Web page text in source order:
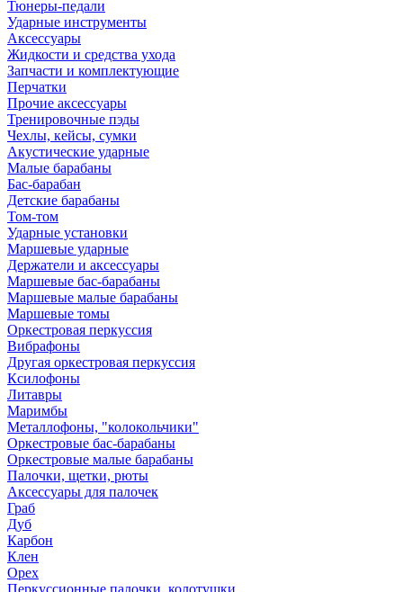
Тюнеры-педали
Ударные инструменты
Аксессуары
Жидкости и средства ухода
Запчасти и комплектующие
Перчатки
Прочие аксессуары
Тренировочные пэды
Чехлы, кейсы, сумки
Акустические ударные
Mалые барабаны
Бас-барабан
Детские барабаны
Том-том
Ударные установки
Маршевые ударные
Держатели и аксессуары
Маршевые бас-барабаны
Маршевые малые барабаны
Маршевые томы
Оркестровая перкуссия
Вибрафоны
Другая оркестровая перкуссия
Ксилофоны
Литавры
Маримбы
Металлофоны, "колокольчики"
Оркестровые бас-барабаны
Оркестровые малые барабаны
Палочки, щетки, рюты
Аксессуары для палочек
Граб
Дуб
Карбон
Клен
Орех
Перкуссионные палочки, колотушки